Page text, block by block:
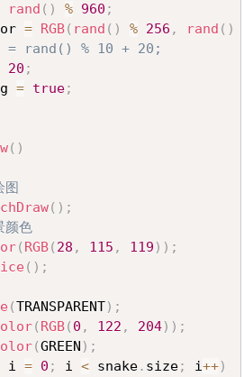
rand ( ) % 960 ;
= RGB( rand ( ) % 256 , rand ( )
rand() % 10 + 20;
20 ;
= true;
( )
( ) ;
色
( RGB( 28 , 115 , 119 ) ) ;
( ) ;
(TRANSPARENT) ;
( RGB( 0 , 122 , 204) ) ;
(GREEN ) ;
i = 0 ; i < snake. size; i++)